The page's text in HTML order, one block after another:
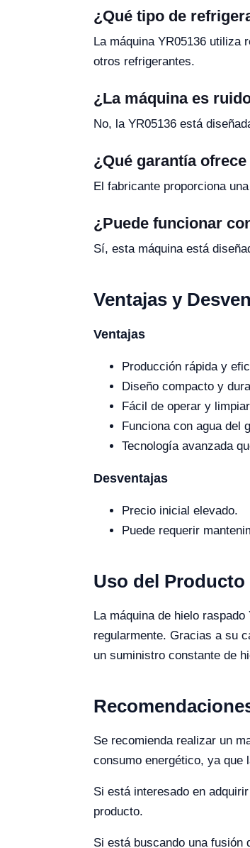
¿Qué tipo de
La máquina YR05136 utiliza
otros refrigerantes.
¿La máquina es
No, la YR05136 está
¿Qué garantía
El fabricante proporciona
¿Puede funcionar
Sí, esta máquina está
Ventajas y
Ventajas
Producción rápida y
Diseño compacto y
Fácil de operar y
Funciona con agua del
Tecnología avanzada
Desventajas
Precio inicial elevado.
Puede requerir
Uso del Producto
La máquina de hielo
regularmente. Gracias a su
un suministro constante de
Se recomienda realizar un
consumo energético, ya que
Si está interesado en
producto.
Si está buscando una